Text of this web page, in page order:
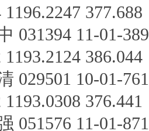
1196.2247 377.688
031394 11-01-
1193.2124 386.044
029501 10-01-
1193.0308 376.441
051576 11-01-